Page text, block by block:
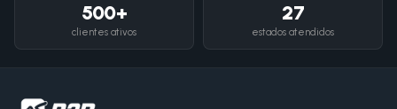
500+
clientes ativos
27
estados atendidos